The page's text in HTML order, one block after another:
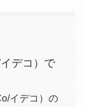
デコ）で
イデコ）の